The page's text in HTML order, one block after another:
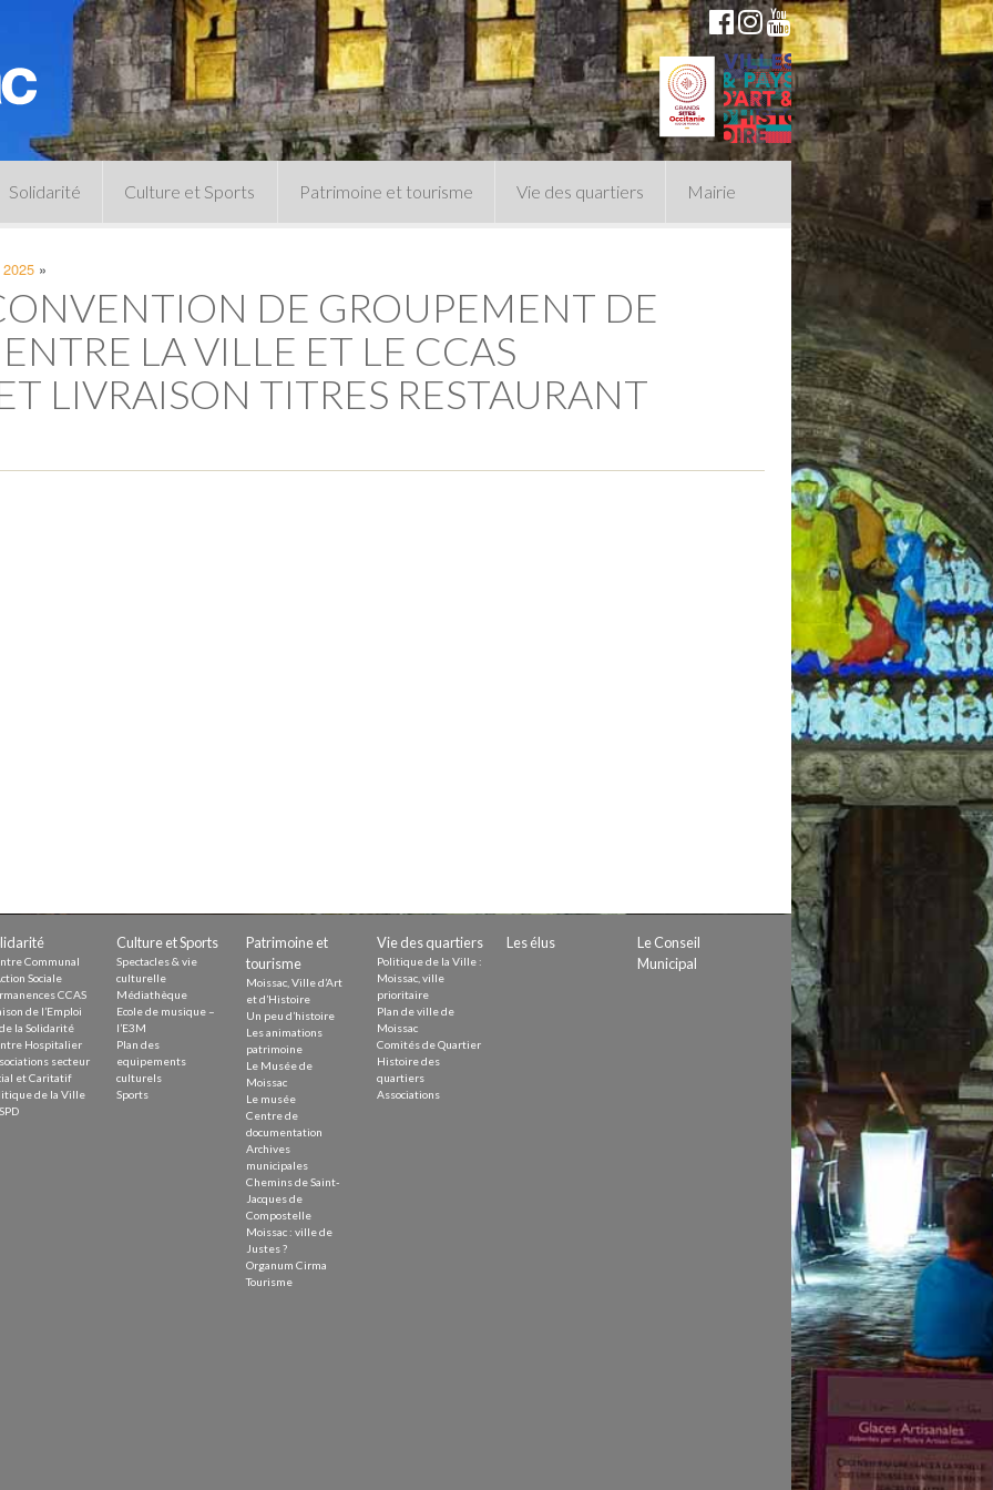
Solidarité
Permanences CCAS
Culture et Sports
Plan des équipements sportifs
Clubs sportifs
Patrimoine et tourisme
Centre de documentation
Archives municipales
Infos pratiques
Le musée
Vie des quartiers Mairie
Séances du Conseil Municipal
Expression politique
»
DE GROUPEMENT DE
LA VILLE ET LE CCAS
LIVRAISON TITRES RESTAURANT
Communal
Sociale
CCAS
de l’Emploi
la Solidarité
Hospitalier
secteur
et Caritatif
de la Ville
Culture et Sports
Spectacles & vie
culturelle
Médiathèque
Ecole de musique –
l’E3M
Plan des
equipements
culturels
Sports
Patrimoine et
tourisme
Moissac, Ville d’Art
et d’Histoire
Un peu d’histoire
Les animations
patrimoine
Le Musée de
Moissac
Le musée
Centre de
documentation
Archives
municipales
Chemins de Saint-
Jacques de
Compostelle
Moissac : ville de
Justes ?
Organum Cirma
Tourisme
Vie des quartiers
Politique de la Ville :
Moissac, ville
prioritaire
Plan de ville de
Moissac
Comités de Quartier
Histoire des
quartiers
Associations
Les élus
Le Conseil
Municipal